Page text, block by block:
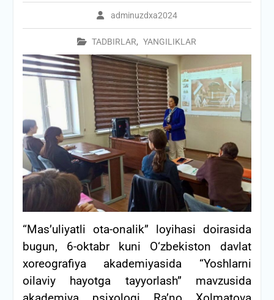
adminuzdxa2024
TADBIRLAR, YANGILIKLAR
“Mas’uliyatli ota-onalik” loyihasi doirasida
bugun, 6-oktabr kuni O‘zbekiston davlat
xoreografiya akademiyasida “Yoshlarni
oilaviy hayotga tayyorlash” mavzusida